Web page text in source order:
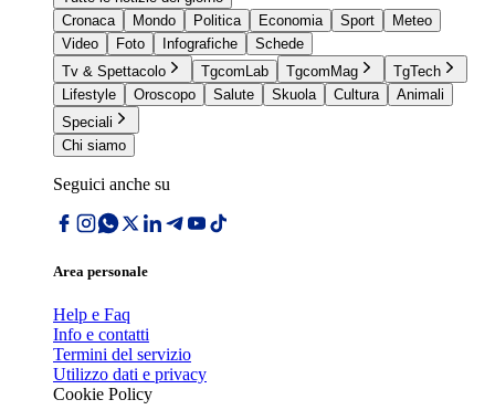
Cronaca
Mondo Politica Economia Sport
Meteo
Video
Foto Infografiche
Schede
Tv & Spettacolo
TgcomLab TgcomMag
TgTech
Lifestyle
Oroscopo Salute Skuola Cultura
Animali
Speciali
Chi siamo
Seguici anche su
Area personale
Help e Faq
Info e contatti
Termini del servizio
Utilizzo dati e privacy
Cookie Policy